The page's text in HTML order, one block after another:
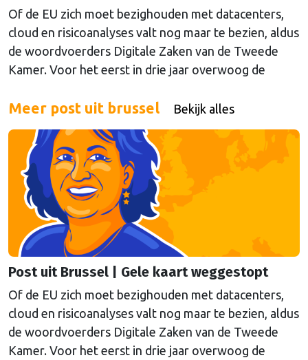
Of de EU zich moet bezighouden met datacenters,
cloud en risicoanalyses valt nog maar te bezien, aldus
de woordvoerders Digitale Zaken van de Tweede
Kamer. Voor het eerst in drie jaar overwoog de
columnist Mendeltje van Keulen (cartoon).
Meer post uit brussel Bekijk alles
Post uit Brussel | Gele kaart weggestopt
Of de EU zich moet bezighouden met datacenters,
cloud en risicoanalyses valt nog maar te bezien, aldus
de woordvoerders Digitale Zaken van de Tweede
Kamer. Voor het eerst in drie jaar overwoog de